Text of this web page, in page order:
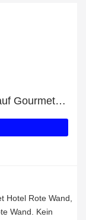
Genießen Sie bis zu 43% Rabatt auf Gourmet Hotel Rote Wand
Hotel Rote Wand,
Wand. Kein